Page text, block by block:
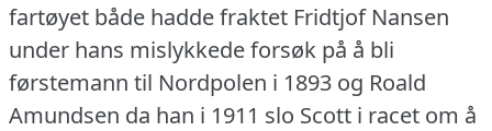
fartøyet både hadde fraktet Fridtjof Nansen
under hans mislykkede forsøk på å bli
førstemann til Nordpolen i 1893 og Roald
Amundsen da han i 1911 slo Scott i racet om å